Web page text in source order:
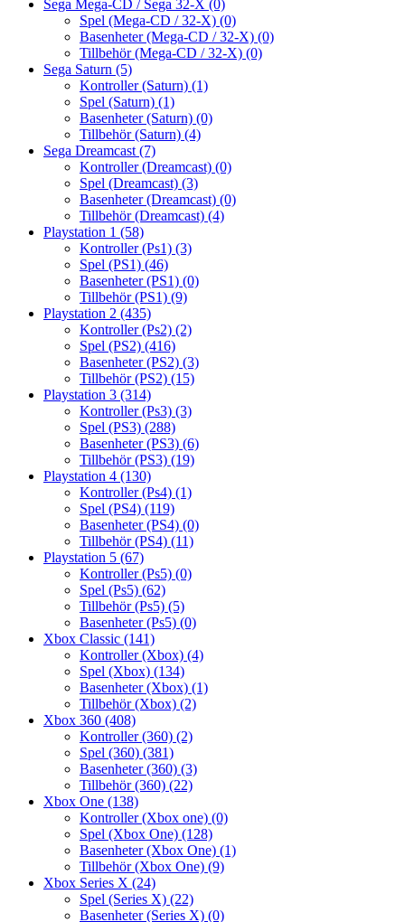
Sega Mega-CD / Sega 32-X (0)
Spel (Mega-CD / 32-X) (0)
Basenheter (Mega-CD / 32-X) (0)
Tillbehör (Mega-CD / 32-X) (0)
Sega Saturn (5)
Kontroller (Saturn) (1)
Spel (Saturn) (1)
Basenheter (Saturn) (0)
Tillbehör (Saturn) (4)
Sega Dreamcast (7)
Kontroller (Dreamcast) (0)
Spel (Dreamcast) (3)
Basenheter (Dreamcast) (0)
Tillbehör (Dreamcast) (4)
Playstation 1 (58)
Kontroller (Ps1) (3)
Spel (PS1) (46)
Basenheter (PS1) (0)
Tillbehör (PS1) (9)
Playstation 2 (435)
Kontroller (Ps2) (2)
Spel (PS2) (416)
Basenheter (PS2) (3)
Tillbehör (PS2) (15)
Playstation 3 (314)
Kontroller (Ps3) (3)
Spel (PS3) (288)
Basenheter (PS3) (6)
Tillbehör (PS3) (19)
Playstation 4 (130)
Kontroller (Ps4) (1)
Spel (PS4) (119)
Basenheter (PS4) (0)
Tillbehör (PS4) (11)
Playstation 5 (67)
Kontroller (Ps5) (0)
Spel (Ps5) (62)
Tillbehör (Ps5) (5)
Basenheter (Ps5) (0)
Xbox Classic (141)
Kontroller (Xbox) (4)
Spel (Xbox) (134)
Basenheter (Xbox) (1)
Tillbehör (Xbox) (2)
Xbox 360 (408)
Kontroller (360) (2)
Spel (360) (381)
Basenheter (360) (3)
Tillbehör (360) (22)
Xbox One (138)
Kontroller (Xbox one) (0)
Spel (Xbox One) (128)
Basenheter (Xbox One) (1)
Tillbehör (Xbox One) (9)
Xbox Series X (24)
Spel (Series X) (22)
Basenheter (Series X) (0)